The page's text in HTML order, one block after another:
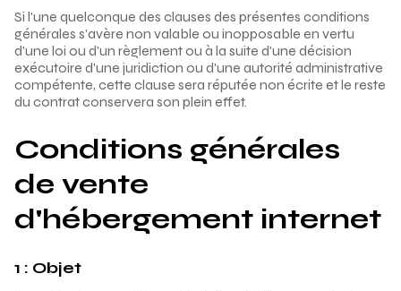
Si l'une quelconque des clauses des présentes conditions
générales s'avère non valable ou inopposable en vertu
d'une loi ou d'un règlement ou à la suite d'une décision
exécutoire d'une juridiction ou d'une autorité administrative
compétente, cette clause sera réputée non écrite et le reste
du contrat conservera son plein effet.
Conditions générales
de vente
d'hébergement internet
1 : Objet